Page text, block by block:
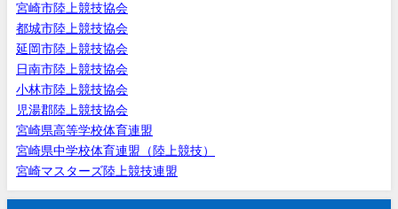
宮崎市陸上競技協会
都城市陸上競技協会
延岡市陸上競技協会
日南市陸上競技協会
小林市陸上競技協会
児湯郡陸上競技協会
宮崎県高等学校体育連盟
宮崎県中学校体育連盟（陸上競技）
宮崎マスターズ陸上競技連盟